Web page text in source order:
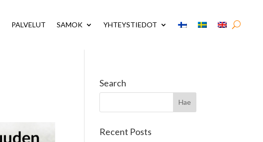
PALVELUT SAMOK YHTEYSTIEDOT
Search
Recent Posts